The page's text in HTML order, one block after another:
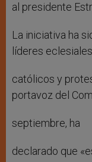
al presidente
La iniciativa ha
líderes eclesiales
católicos y
portavoz del
septiembre, ha
declarado que